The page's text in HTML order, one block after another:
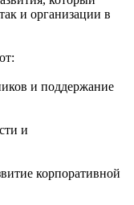
и организации в
и поддержание
и
корпоративной